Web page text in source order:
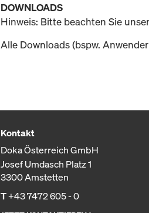
DOWNLOADS
Hinweis: Bitte beachten Sie
Alle Downloads (bspw.
Kontakt
Doka Österreich GmbH
Josef Umdasch Platz 1
3300 Amstetten
T+43 7472 605 - 0